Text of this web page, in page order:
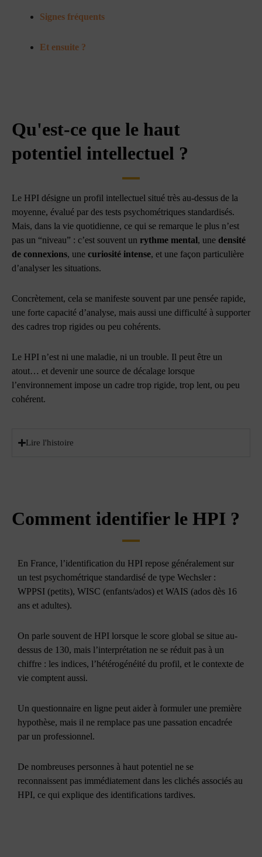
Signes fréquents
Et ensuite ?
Qu'est-ce que le haut
potentiel intellectuel ?
Le HPI désigne un profil intellectuel situé très au-dessus de la
moyenne, évalué par des tests psychométriques standardisés.
Mais, dans la vie quotidienne, ce qui se remarque le plus n’est
pas un “niveau” : c’est souvent un rythme mental, une densité
de connexions, une curiosité intense, et une façon particulière
d’analyser les situations.
Concrètement, cela se manifeste souvent par une pensée rapide,
une forte capacité d’analyse, mais aussi une difficulté à supporter
des cadres trop rigides ou peu cohérents.
Le HPI n’est ni une maladie, ni un trouble. Il peut être un
atout… et devenir une source de décalage lorsque
l’environnement impose un cadre trop rigide, trop lent, ou peu
cohérent.
Lire l'histoire
Comment identifier le HPI ?
En France, l’identification du HPI repose généralement sur
un test psychométrique standardisé de type Wechsler :
WPPSI (petits), WISC (enfants/ados) et WAIS (ados dès 16
ans et adultes).
On parle souvent de HPI lorsque le score global se situe au-
dessus de 130, mais l’interprétation ne se réduit pas à un
chiffre : les indices, l’hétérogénéité du profil, et le contexte de
vie comptent aussi.
Un questionnaire en ligne peut aider à formuler une première
hypothèse, mais il ne remplace pas une passation encadrée
par un professionnel.
De nombreuses personnes à haut potentiel ne se
reconnaissent pas immédiatement dans les clichés associés au
HPI, ce qui explique des identifications tardives.